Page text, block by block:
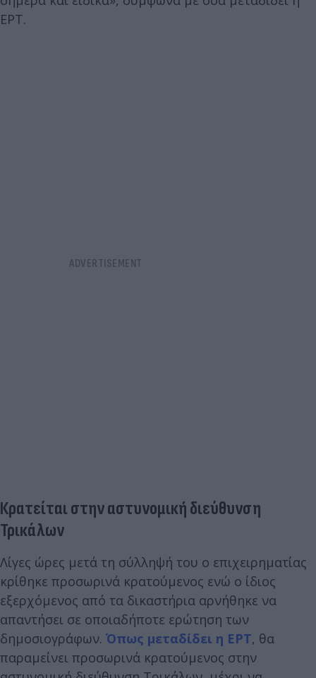
ΕΡΤ.
Κρατείται στην αστυνομική διεύθυνση
Τρικάλων
Λίγες ώρες μετά τη σύλληψή του ο επιχειρηματίας
κρίθηκε προσωρινά κρατούμενος ενώ ο ίδιος
εξερχόμενος από τα δικαστήρια αρνήθηκε να
απαντήσει σε οποιαδήποτε ερώτηση των
δημοσιογράφων. Όπως μεταδίδει η ΕΡΤ, θα
παραμείνει προσωρινά κρατούμενος στην